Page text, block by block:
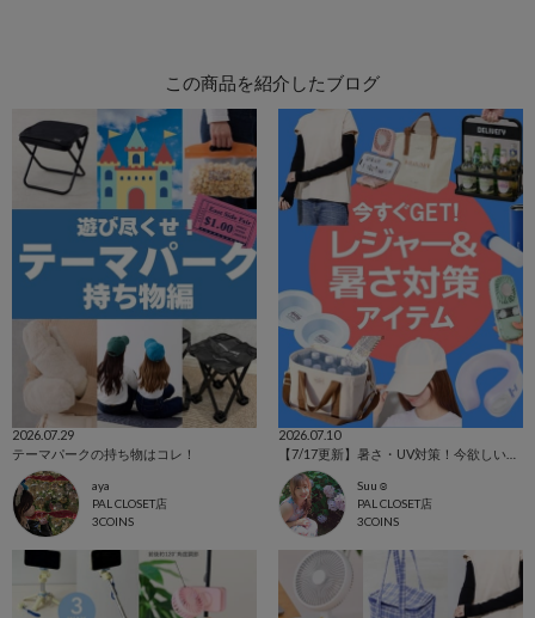
この商品を紹介したブログ
2026.07.29
テーマパークの持ち物はコレ！
aya
PAL CLOSET店
3COINS
2026.07.10
Suu☺︎
PAL CLOSET店
3COINS